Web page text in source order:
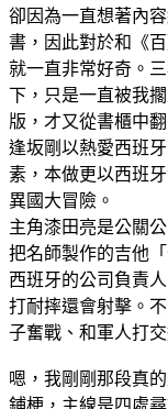
卻因為一直想著內
書，因此對於和《
就一直非常好奇。
下，只是一直被我
版，才又從書櫃中
逢坂剛以熱愛西班
素，本做更以西班
異國大冒險。
主角漆田亮是公關
把名師製作的吉他
西班牙的公司負責
打耐摔還會射擊。
子奮戰、和軍人打交
嗯，我剛剛那段真
鋪梗，主線是四處